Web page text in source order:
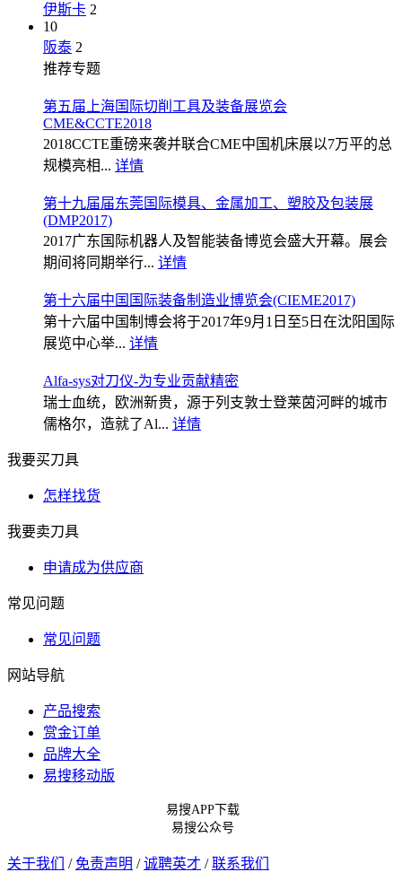
伊斯卡 2
10
阪泰 2
推荐专题
第五届上海国际切削工具及装备展览会
CME&CCTE2018
2018CCTE重磅来袭并联合CME中国机床展以7万平的总
规模亮相... 详情
第十九届届东莞国际模具、金属加工、塑胶及包装展
(DMP2017)
2017广东国际机器人及智能装备博览会盛大开幕。展会
期间将同期举行... 详情
第十六届中国国际装备制造业博览会(CIEME2017)
第十六届中国制博会将于2017年9月1日至5日在沈阳国际
展览中心举... 详情
Alfa-sys对刀仪-为专业贡献精密
瑞士血统，欧洲新贵，源于列支敦士登莱茵河畔的城市
儒格尔，造就了Al... 详情
我要买刀具
怎样找货
我要卖刀具
申请成为供应商
常见问题
常见问题
网站导航
产品搜索
赏金订单
品牌大全
易搜移动版
易搜APP下载
易搜公众号
关于我们 / 免责声明 / 诚聘英才 / 联系我们